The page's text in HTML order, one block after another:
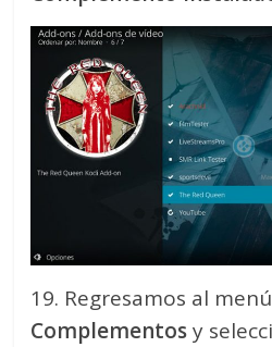
19. Regresamos al
Complementosy